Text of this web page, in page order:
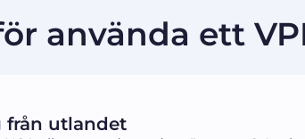
använda ett
från utlandet